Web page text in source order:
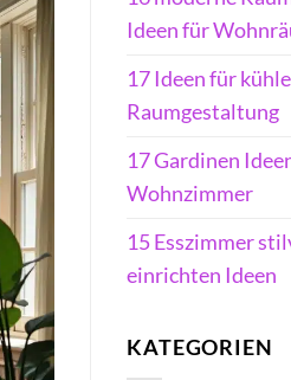
Ideen für
17 Ideen für
Raumgestaltung
17 Gardinen
Wohnzimmer
15 Esszimmer
einrichten Ideen
KATEGORIEN